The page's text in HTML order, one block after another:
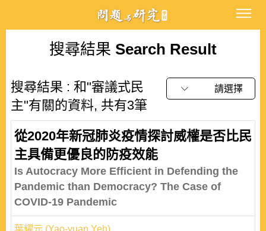
搜尋結果 Search Result
搜尋結果 : 和"審議式民
主"有關的資料, 共有3筆
請選擇
從2020年新冠肺炎疫情探討威權是否比民
主具備更優良的防疫效能
Is Autocracy More Efficient in Defending the
Pandemic than Democracy? The Case of
COVID-19 Pandemic
葉耀元 (Yao-yuan Yeh)